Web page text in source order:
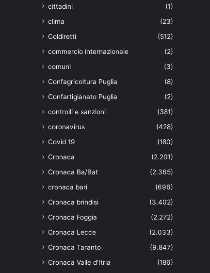
cittadini
(1)
clima
(23)
Coldiretti
(512)
commercio internazionale
(2)
comuni
(3)
Confagricoltura Puglia
(8)
Confartigianato Puglia
(2)
controlli e sanzioni
(381)
coronavirus
(428)
Covid 19
(180)
Cronaca
(2.201)
Cronaca Ba/Bat
(2.365)
cronaca bari
(696)
Cronaca brindisi
(3.402)
Cronaca Foggia
(2.272)
Cronaca Lecce
(2.033)
Cronaca Taranto
(9.847)
Cronaca Valle d'Itria
(186)